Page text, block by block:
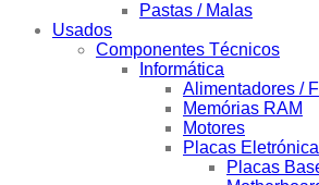
Pastas / Malas
Usados
Componentes Técnicos
Informática
Alimentadores /
Memórias RAM
Motores
Placas
Placas